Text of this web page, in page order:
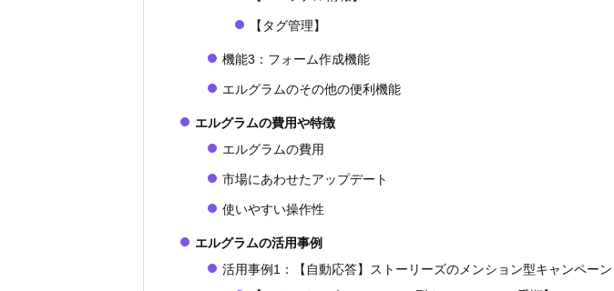
【タグ管理】
機能3：フォーム作成機能
エルグラムのその他の便利機能
エルグラムの費用や特徴
エルグラムの費用
市場にあわせたアップデート
使いやすい操作性
エルグラムの活用事例
活用事例1：【自動応答】ストーリーズのメンション型キャンペーン